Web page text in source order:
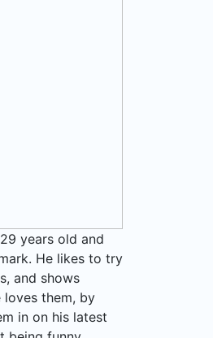
years old and
He likes to try
and shows
loves them, by
in on his latest